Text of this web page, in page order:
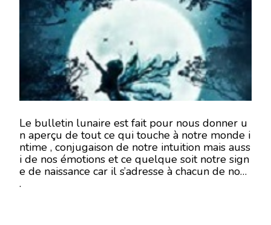
Le bulletin lunaire est fait pour nous donner u
n aperçu de tout ce qui touche à notre monde i
ntime , conjugaison de notre intuition mais auss
i de nos émotions et ce quelque soit notre sign
e de naissance car il s’adresse à chacun de nous
.